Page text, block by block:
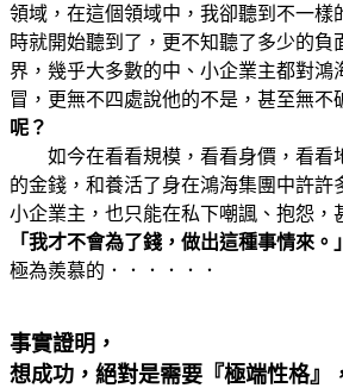
領域，在這個領域中，我卻聽到不一樣
時就開始聽到了，更不知聽了多少的負
界，幾乎大多數的中、小企業主都對鴻
冒，更無不四處說他的不是，甚至無不
呢？
如今在看看規模，看看身價，看看
的金錢，和養活了身在鴻海集團中許許
小企業主，也只能在私下嘲諷、抱怨，
「我才不會為了錢，做出這種事情來。」
極為羨慕的．．．．．．
事實證明，
想成功，絕對是需要『極端性格』